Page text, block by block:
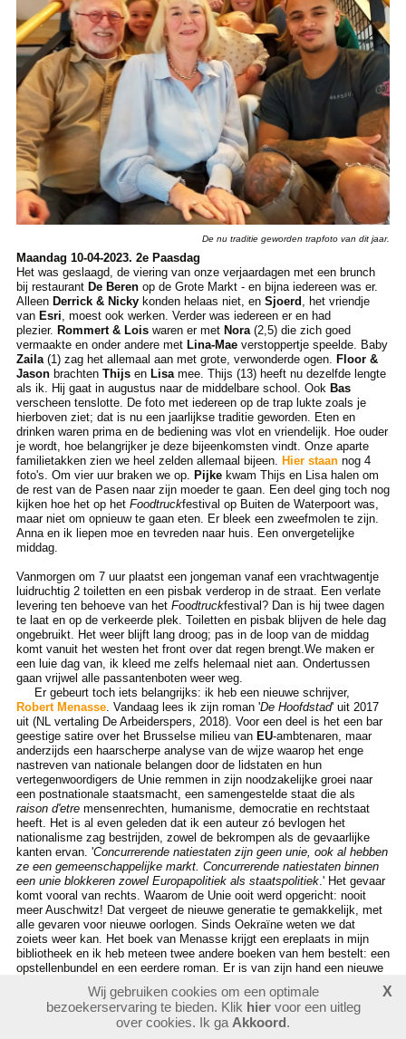
De nu traditie geworden trapfoto van dit jaar.
Maandag 10-04-2023. 2e Paasdag
Het was geslaagd, de viering van onze verjaardagen met een brunch
bij restaurant De Berenop de Grote Markt - en bijna iedereen was er.
Alleen Derrick & Nickykonden helaas niet, en Sjoerd
, het vriendje
van Esri , moest ook werken. Verder was iedereen er en had
plezier. Rommert & Loiswaren er met Nora(2,5) die zich goed
vermaakte en onder andere met Lina-Maeverstoppertje speelde. Baby
Zaila(1) zag het allemaal aan met grote, verwonderde ogen.
Floor &
Jasonbrachten Thijsen Lisamee. Thijs (13) heeft nu dezelfde lengte
als ik. Hij gaat in augustus naar de middelbare school. Ook Bas
verscheen tenslotte. De foto met iedereen op de trap lukte zoals je
hierboven ziet; dat is nu een jaarlijkse traditie geworden. Eten en
drinken waren prima en de bediening was vlot en vriendelijk. Hoe ouder
je wordt, hoe belangrijker je deze bijeenkomsten vindt. Onze aparte
familietakken zien we heel zelden allemaal bijeen.
Hier staannog 4
foto's. Om vier uur braken we op.
Pijkekwam Thijs en Lisa halen om
de rest van de Pasen naar zijn moeder te gaan. Een deel ging toch nog
kijken hoe het op het Foodtruckfestival op Buiten de Waterpoort was,
maar niet om opnieuw te gaan eten. Er bleek een zweefmolen te zijn.
Anna en ik liepen moe en tevreden naar huis. Een onvergetelijke
middag.
Vanmorgen om 7 uur plaatst een jongeman vanaf een vrachtwagentje
luidruchtig 2 toiletten en een pisbak verderop in de straat. Een verlate
levering ten behoeve van het Foodtruckfestival? Dan is hij twee dagen
te laat en op de verkeerde plek. Toiletten en pisbak blijven de hele dag
ongebruikt. Het weer blijft lang droog; pas in de loop van de middag
komt vanuit het westen het front over dat regen brengt.We maken er
een luie dag van, ik kleed me zelfs helemaal niet aan. Ondertussen
gaan vrijwel alle passantenboten weer weg.
Er gebeurt toch iets belangrijks: ik heb een nieuwe schrijver,
Robert Menasse. Vandaag lees ik zijn roman 'De Hoofdstad' uit 2017
uit (NL vertaling De Arbeiderspers, 2018). Voor een deel is het een bar
geestige satire over het Brusselse milieu vanEU-ambtenaren, maar
anderzijds een haarscherpe analyse van de wijze waarop het enge
nastreven van nationale belangen door de lidstaten en hun
vertegenwoordigers de Unie remmen in zijn noodzakelijke groei naar
een postnationale staatsmacht, een samengestelde staat die als
raison d'etremensenrechten, humanisme, democratie en rechtstaat
heeft. Het is al even geleden dat ik een auteur zó bevlogen het
nationalisme zag bestrijden, zowel de bekrompen als de gevaarlijke
kanten ervan. 'Concurrerende natiestaten zijn geen unie, ook al hebben
ze een gemeenschappelijke markt. Concurrerende natiestaten binnen
een unie blokkeren zowel Europapolitiek als staatspolitiek.' Het gevaar
komt vooral van rechts. Waarom de Unie ooit werd opgericht: nooit
meer Auschwitz! Dat vergeet de nieuwe generatie te gemakkelijk, met
alle gevaren voor nieuwe oorlogen. Sinds Oekraïne weten we dat
zoiets weer kan. Het boek van Menasse krijgt een ereplaats in mijn
bibliotheek en ik heb meteen twee andere boeken van hem bestelt: een
opstellenbundel en een eerdere roman. Er is van zijn hand een nieuwe
de vertaling, die zal wel snel uitkomen.Naar het begin van dit
kwartaal
Wij gebruiken cookies om een optimale
bezoekerservaring te bieden. Klik hiervoor een uitleg
over cookies. Ik ga Akkoord.
X